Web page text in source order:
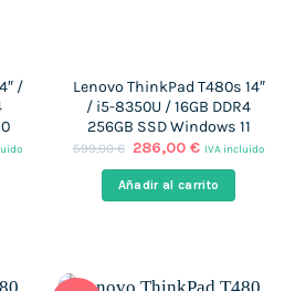
/
Lenovo ThinkPad T480s 14″
/ i5-8350U / 16GB DDR4
256GB SSD Windows 11
599,00€ El
original
era:
286,00€El
actual
es:
IVA incluido
Añadir al carrito